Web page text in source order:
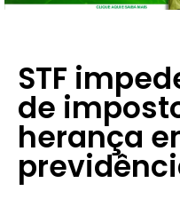
STF
de
herança